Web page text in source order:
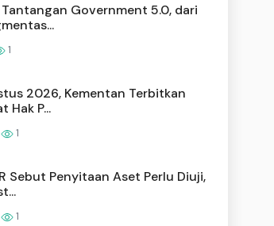
Tantangan Government 5.0, dari
1
2026, Kementan Terbitkan
Hak P...
1
Sebut Penyitaan Aset Perlu Diuji,
1